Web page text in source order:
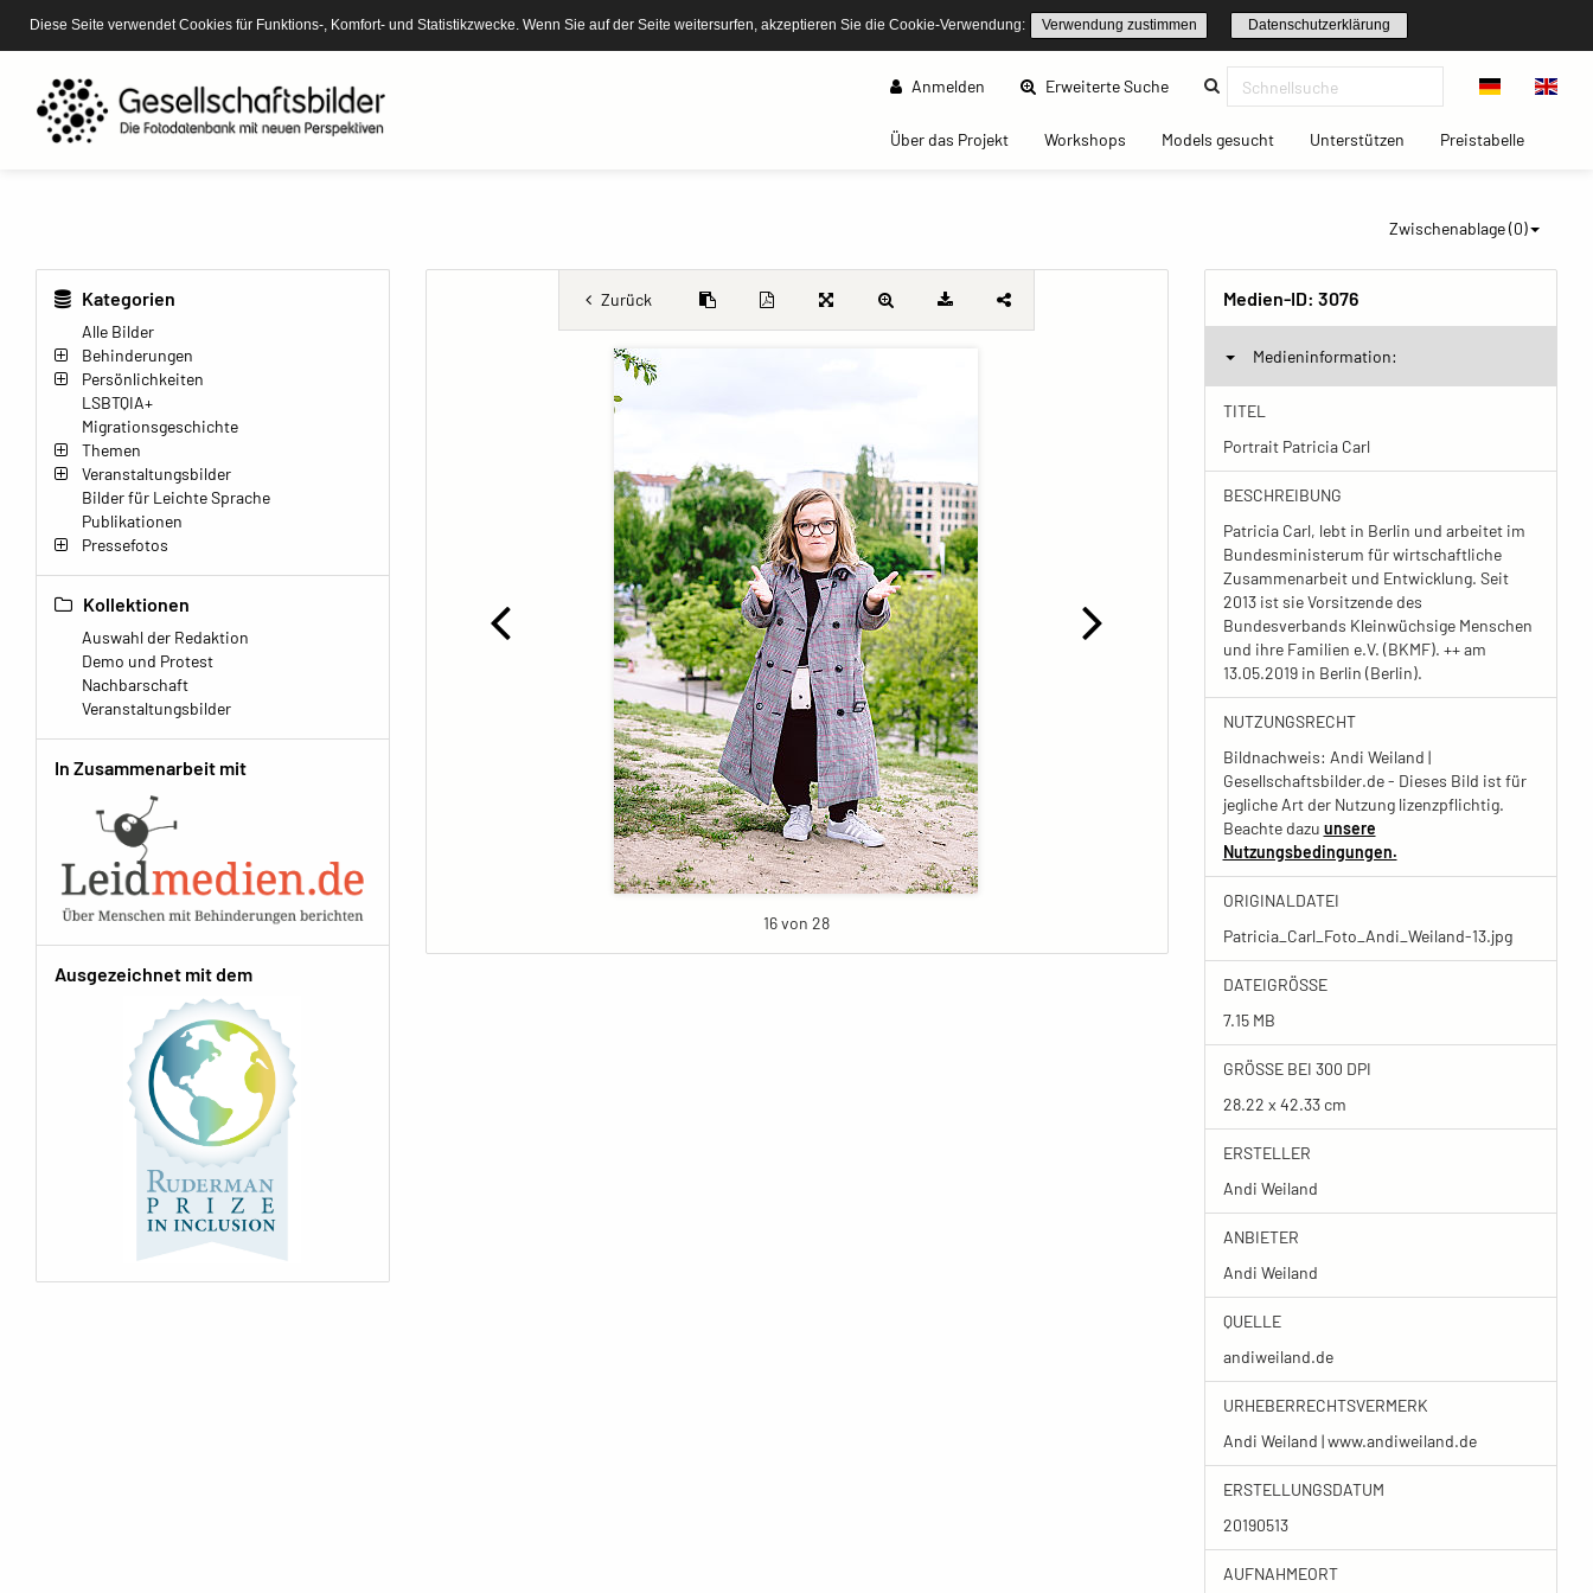
Diese Seite verwendet Cookies für Funktions-, Komfort- und Statistikzwecke. Wenn Sie auf der Seite weitersurfen, akzeptieren Sie die Cookie-Verwendung: Verwendung zustimmen Datenschutzerklärung
Anmelden Erweiterte Suche(current)
Über das Projekt(current)Workshops(current)Models gesucht(current)Unterstützen(current)Preistabelle(current)
Zwischenablage (0)
Kategorien
Alle Bilder
Behinderungen
Persönlichkeiten
LSBTQIA+
Migrationsgeschichte
Themen
Veranstaltungsbilder
Bilder für Leichte Sprache
Publikationen
Pressefotos
Kollektionen
Auswahl der Redaktion
Demo und Protest
Nachbarschaft
Veranstaltungsbilder
In Zusammenarbeit mit
Ausgezeichnet mit dem
Zurück
16 von 28
Medien-ID: 3076
Medieninformation:
TITEL
Portrait Patricia Carl
BESCHREIBUNG
Patricia Carl, lebt in Berlin und arbeitet im
Bundesministerum für wirtschaftliche
Zusammenarbeit und Entwicklung. Seit
2013 ist sie Vorsitzende des
Bundesverbands Kleinwüchsige Menschen
und ihre Familien e.V. (BKMF). ++ am
13.05.2019 in Berlin (Berlin).
NUTZUNGSRECHT
Bildnachweis: Andi Weiland |
Gesellschaftsbilder.de - Dieses Bild ist für
jegliche Art der Nutzung lizenzpflichtig.
Beachte dazu unsere
Nutzungsbedingungen.
ORIGINALDATEI
Patricia_Carl_Foto_Andi_Weiland-13.jpg
DATEIGRÖSSE
7.15 MB
GRÖSSE BEI 300 DPI
28.22 x 42.33 cm
ERSTELLER
Andi Weiland
ANBIETER
Andi Weiland
QUELLE
andiweiland.de
URHEBERRECHTSVERMERK
Andi Weiland | www.andiweiland.de
ERSTELLUNGSDATUM
20190513
AUFNAHMEORT